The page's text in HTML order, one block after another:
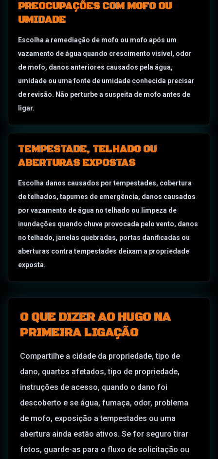
PREOCUPAÇÕES COM MOFO OU
UMIDADE
Escolha a remediação de mofo ou mofo após um
vazamento de água quando crescimento visível, odor
de mofo, danos anteriores causados pela água,
umidade ou uma fonte de umidade conhecida precisar
de revisão. Não perturbe a suspeita de mofo antes de
ligar.
TEMPESTADE, TELHADO OU
ABERTURAS EXPOSTAS
Escolha danos causados por tempestades, cobertura
de telhados, tapumes de emergência, danos causados
por vazamento de água no telhado ou limpeza de
inundações quando chuva provocada pelo vento, danos
no telhado, janelas quebradas, portas danificadas ou
aberturas contra tempestades deixam a propriedade
exposta.
O QUE DIZER AO HUGO NA
PRIMEIRA LIGAÇÃO
Compartilhe a cidade da propriedade, tipo de
dano, quartos afetados, tipo de propriedade,
instruções de acesso, quando o dano foi
descoberto e se água, fumaça, odor, problema
de mofo, exposição a tempestades ou uma
abertura ainda estão ativos. Se for seguro tirar
fotos, guarde-as para o fluxo de solicitação ou